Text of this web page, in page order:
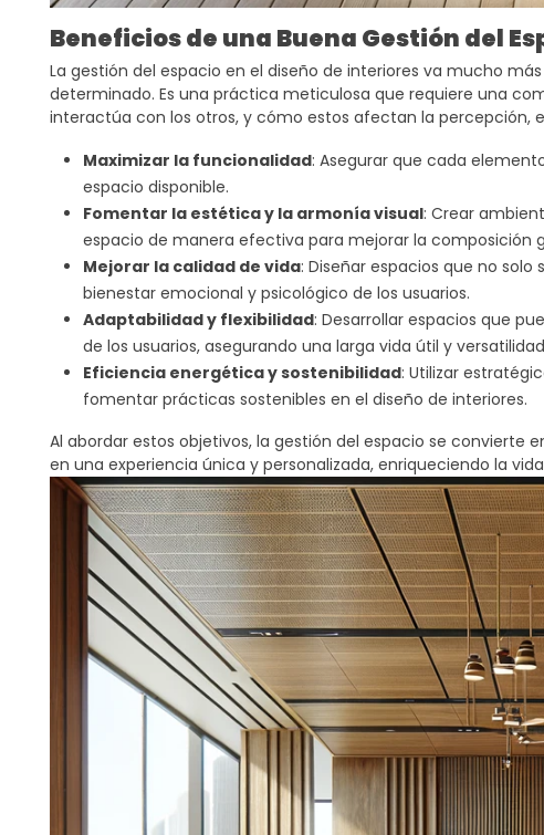
Beneficios de una Buena Gestión del
La gestión del espacio en el diseño de interiores va mucho
determinado. Es una práctica meticulosa que requiere una
interactúa con los otros, y cómo estos afectan la percepción,
comprometer el confort o el estilo. Lagestión del espaciose
sino también prácticos y adaptables a las necesidades de
privacidad, la accesibilidad y la flexibilidad del espacio. Al
convivencia armónica entre funcionalidad y belleza,
Objetivos principales de la gestión del espacio en el diseño de
Maximizar la funcionalidad: Asegurar que cada
espacio disponible.
Fomentar la estética y la armonía visual: Crear
espacio de manera efectiva para mejorar la composición
Mejorar la calidad de vida: Diseñar espacios que no
bienestar emocional y psicológico de los usuarios.
Adaptabilidad y flexibilidad: Desarrollar espacios que
de los usuarios, asegurando una larga vida útil y
Eficiencia energética y sostenibilidad: Utilizar
fomentar prácticas sostenibles en el diseño de interiores.
Al abordar estos objetivos, la gestión del espacio se
en una experiencia única y personalizada, enriqueciendo la